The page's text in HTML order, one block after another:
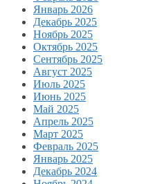
Январь 2026
Декабрь 2025
Ноябрь 2025
Октябрь 2025
Сентябрь 2025
Август 2025
Июль 2025
Июнь 2025
Май 2025
Апрель 2025
Март 2025
Февраль 2025
Январь 2025
Декабрь 2024